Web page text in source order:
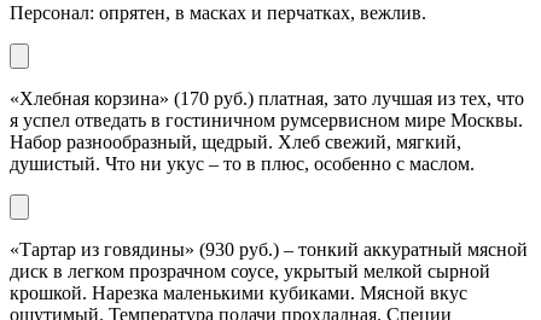
Персонал: опрятен, в масках и перчатках, вежлив.
«Хлебная корзина» (170 руб.) платная, зато лучшая из тех, что
я успел отведать в гостиничном румсервисном мире Москвы.
Набор разнообразный, щедрый. Хлеб свежий, мягкий,
душистый. Что ни укус – то в плюс, особенно с маслом.
«Тартар из говядины» (930 руб.) – тонкий аккуратный мясной
диск в легком прозрачном соусе, укрытый мелкой сырной
крошкой. Нарезка маленькими кубиками. Мясной вкус
ощутимый. Температура подачи прохладная. Специи